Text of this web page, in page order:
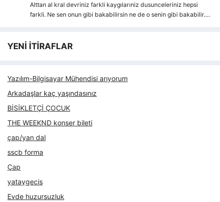
Alttan al kral devriniz farkli kaygılarıniz dusunceleriniz hepsi
farkli. Ne sen onun gibi bakabilirsin ne de o senin gibi bakabilir.…
YENİ İTİRAFLAR
Yazılım-Bilgisayar Mühendisi arıyorum
Arkadaşlar kaç yaşındasınız
BİSİKLETÇİ ÇOCUK
THE WEEKND konser bileti
çap/yan dal
sscb forma
Çap
yataygecis
Evde huzursuzluk